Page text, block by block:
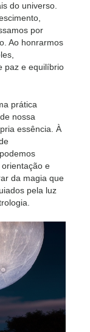
do universo.
por
Ao honrarmos
paz e equilíbrio
prática
nossa
essência. À
e
da magia que
pela luz